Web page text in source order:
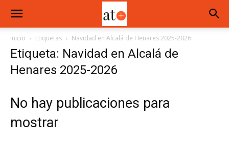
Inicio Etiquetas Navidad en Alcalá de Henares 2025-2026
Etiqueta: Navidad en Alcalá de
Henares 2025-2026
No hay publicaciones para
mostrar